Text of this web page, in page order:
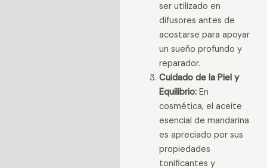
ser utilizado en
difusores antes de
acostarse para apoyar
un sueño profundo y
reparador.
Cuidado de la Piel y
Equilibrio:En
cosmética, el aceite
esencial de mandarina
es apreciado por sus
propiedades
tonificantes y